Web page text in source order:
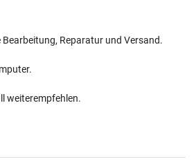
Bearbeitung, Reparatur und Versand.
weiterempfehlen.